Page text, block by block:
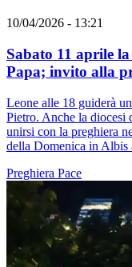
10/04/2026 - 13:21
Sabato 11 aprile
Papa; invito alla
Leone alle 18 guiderà
Pietro. Anche la diocesi
unirsi con la preghiera
della Domenica in Albis
Preghiera Pace